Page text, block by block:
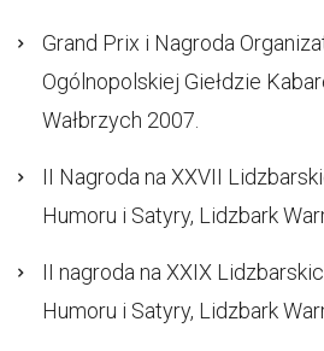
Grand Prix i Nagroda
Ogólnopolskiej Giełdzie
Wałbrzych 2007.
II Nagroda na XXVII
Humoru i Satyry, Lidzbark
II nagroda na XXIX
Humoru i Satyry, Lidzbark